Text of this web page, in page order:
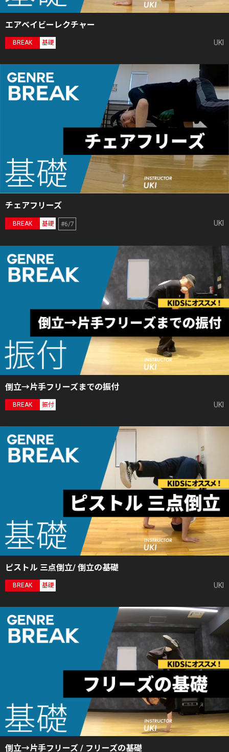
エアベイビーレクチャー
BREAK 基礎 UKI
チェアフリーズ
BREAK 基礎 #6/7 UKI
倒立→片手フリーズまでの振付
BREAK 振付 UKI
ピストル 三点倒立/ 倒立の基礎
BREAK 基礎 UKI
倒立→片手フリーズ / フリーズの基礎